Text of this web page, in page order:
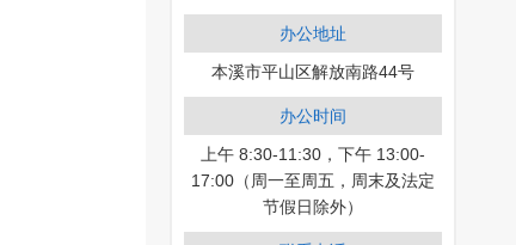
办公地址
本溪市平山区解放南路44号
办公时间
上午 8:30-11:30，下午 13:00-
17:00（周一至周五，周末及法定
节假日除外）